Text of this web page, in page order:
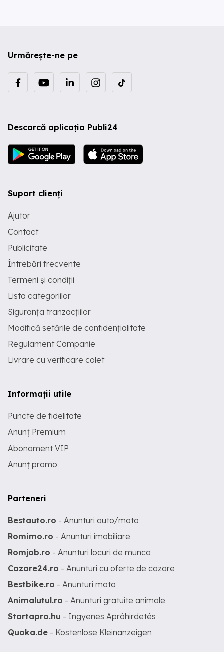
Urmărește-ne pe
Descarcă aplicația Publi24
Suport clienți
Ajutor
Contact
Publicitate
Întrebări frecvente
Termeni și condiții
Lista categoriilor
Siguranța tranzacțiilor
Modifică setările de confidențialitate
Regulament Campanie
Livrare cu verificare colet
Informații utile
Puncte de fidelitate
Anunț Premium
Abonament VIP
Anunț promo
Parteneri
Bestauto.ro - Anunturi auto/moto
Romimo.ro - Anunturi imobiliare
Romjob.ro - Anunturi locuri de munca
Cazare24.ro - Anunturi cu oferte de cazare
Bestbike.ro - Anunturi moto
Animalutul.ro - Anunturi gratuite animale
Startapro.hu - Ingyenes Apróhirdetés
Quoka.de - Kostenlose Kleinanzeigen